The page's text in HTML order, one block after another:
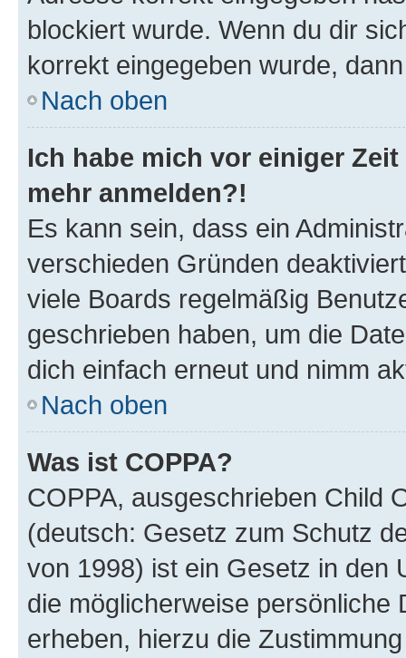
blockiert wurde. Wenn du dir
korrekt eingegeben wurde,
Nach oben
Ich habe mich vor einiger
mehr anmelden?!
Es kann sein, dass ein
verschieden Gründen
viele Boards regelmäßig
geschrieben haben, um die
dich einfach erneut und nimm
Nach oben
Was ist COPPA?
COPPA, ausgeschrieben Child
(deutsch: Gesetz zum Schutz
von 1998) ist ein Gesetz in den
die möglicherweise persönliche
erheben, hierzu die